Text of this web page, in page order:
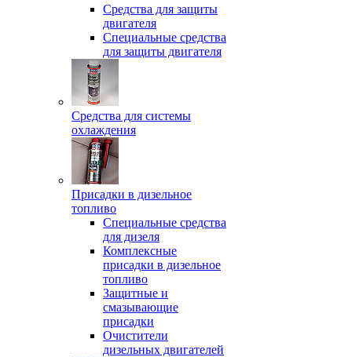
Средства для защиты
двигателя
Специальныe средства
для защиты двигателя
Средства для системы
охлаждения
Присадки в дизельное
топливо
Спeциальные средства
для дизеля
Комплексные
присадки в дизельное
топливо
Защитные и
смазывающие
присадки
Очистители
дизельных двигателей